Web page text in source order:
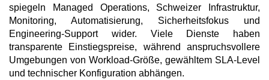
spiegeln Managed Operations, Schweizer Infrastruktur,
Monitoring, Automatisierung, Sicherheitsfokus und
Engineering-Support wider. Viele Dienste haben
transparente Einstiegspreise, während anspruchsvollere
Umgebungen von Workload-Größe, gewähltem SLA-Level
und technischer Konfiguration abhängen.